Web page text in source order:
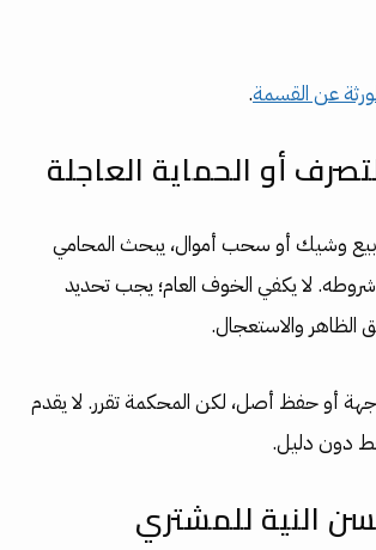
عن القسمة.
أو الحماية العاجلة
بيع وشيك أو سحب أموال، يبحث المحامي
لا يكفي الخوف العام؛ يجب تحديد
الظاهر والاستعجال.
أو حفظ أصل، لكن المحكمة تقرر. لا يقدم
دون دليل.
النية للمشتري